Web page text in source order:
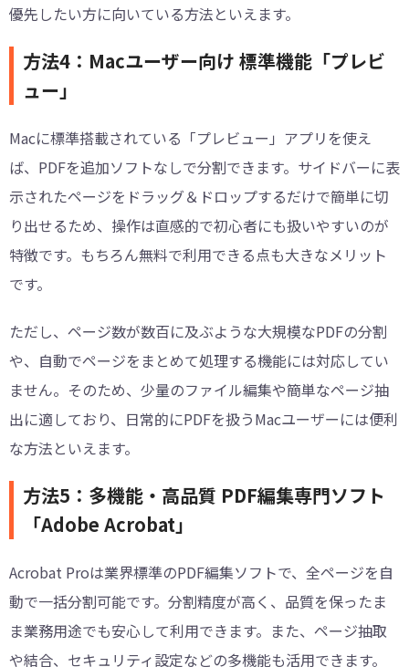
優先したい方に向いている方法といえます。
方法4：Macユーザー向け 標準機能「プレビ
ュー」
Macに標準搭載されている「プレビュー」アプリを使え
ば、PDFを追加ソフトなしで分割できます。サイドバーに表
示されたページをドラッグ＆ドロップするだけで簡単に切
り出せるため、操作は直感的で初心者にも扱いやすいのが
特徴です。もちろん無料で利用できる点も大きなメリット
です。
ただし、ページ数が数百に及ぶような大規模なPDFの分割
や、自動でページをまとめて処理する機能には対応してい
ません。そのため、少量のファイル編集や簡単なページ抽
出に適しており、日常的にPDFを扱うMacユーザーには便利
な方法といえます。
方法5：多機能・高品質 PDF編集専門ソフト
「Adobe Acrobat」
Acrobat Proは業界標準のPDF編集ソフトで、全ページを自
動で一括分割可能です。分割精度が高く、品質を保ったま
ま業務用途でも安心して利用できます。また、ページ抽取
や結合、セキュリティ設定などの多機能も活用できます。